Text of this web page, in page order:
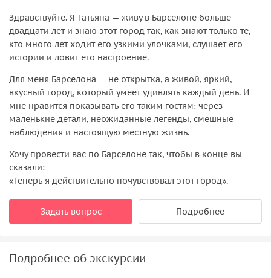
Здравствуйте. Я Татьяна — живу в Барселоне больше
двадцати лет и знаю этот город так, как знают только те,
кто много лет ходит его узкими улочками, слушает его
истории и ловит его настроение.
Для меня Барселона — не открытка, а живой, яркий,
вкусный город, который умеет удивлять каждый день. И
мне нравится показывать его таким гостям: через
маленькие детали, неожиданные легенды, смешные
наблюдения и настоящую местную жизнь.
Хочу провести вас по Барселоне так, чтобы в конце вы
сказали:
«Теперь я действительно почувствовал этот город».
Задать вопрос Подробнее
Подробнее об экскурсии